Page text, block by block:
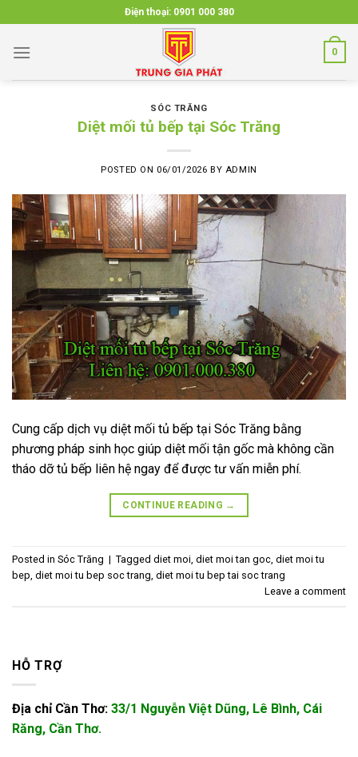
to
content
Điện thoại: 0901 000 380
0
SÓC TRĂNG
Diệt mối tủ bếp tại Sóc Trăng
POSTED ON 06/01/2026 BY ADMIN
Cung cấp dịch vụ diệt mối tủ bếp tại Sóc Trăng bằng
phương pháp sinh học giúp diệt mối tận gốc mà không cần
tháo dỡ tủ bếp liên hệ ngay để được tư vấn miễn phí.
CONTINUE READING →
Posted in Sóc Trăng | Tagged diet moi, diet moi tan goc, diet moi tu
bep, diet moi tu bep soc trang, diet moi tu bep tai soc trang
Leave a comment
HỖ TRỢ
Địa chỉ Cần Thơ: 33/1 Nguyễn Việt Dũng, Lê Bình, Cái
Răng, Cần Thơ.